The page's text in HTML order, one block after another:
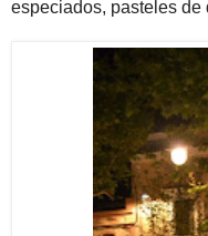
especiados, pasteles